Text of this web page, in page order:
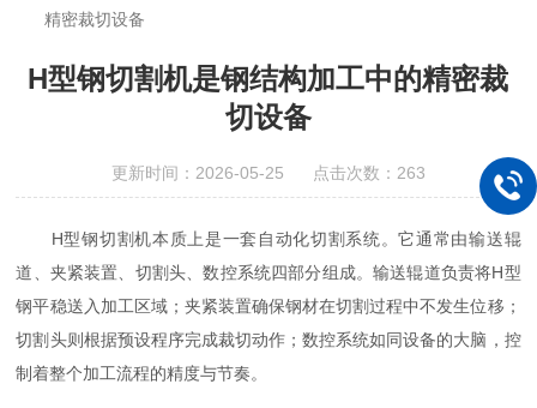
精密裁切设备
H型钢切割机是钢结构加工中的精密裁
切设备
更新时间：2026-05-25 点击次数：263
H型钢切割机本质上是一套自动化切割系统。它通常由输送辊
道、夹紧装置、切割头、数控系统四部分组成。输送辊道负责将H型
钢平稳送入加工区域；夹紧装置确保钢材在切割过程中不发生位移；
切割头则根据预设程序完成裁切动作；数控系统如同设备的大脑，控
制着整个加工流程的精度与节奏。